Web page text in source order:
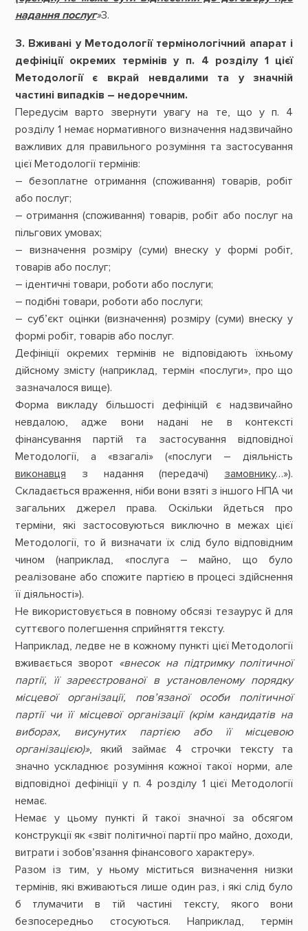
надання послуг»3.
3. Вживані у Методології термінологічний апарат і
дефініції окремих термінів у п. 4 розділу 1 цієї
Методології є вкрай невдалими та у значній
частині випадків – недоречним.
Передусім варто звернути увагу на те, що у п. 4
розділу 1 немає нормативного визначення надзвичайно
важливих для правильного розуміння та застосування
цієї Методології термінів:
– безоплатне отримання (споживання) товарів, робіт
або послуг;
– отримання (споживання) товарів, робіт або послуг на
пільгових умовах;
– визначення розміру (суми) внеску у формі робіт,
товарів або послуг;
– ідентичні товари, роботи або послуги;
– подібні товари, роботи або послуги;
– суб’єкт оцінки (визначення) розміру (суми) внеску у
формі робіт, товарів або послуг.
Дефініції окремих термінів не відповідають їхньому
дійсному змісту (наприклад, термін «послуги», про що
зазначалося вище).
Форма викладу більшості дефініцій є надзвичайно
невдалою, адже вони надані не в контексті
фінансування партій та застосування відповідної
Методології, а «взагалі» («послуги – діяльність
виконавця з надання (передачі) замовнику…»).
Складається враження, ніби вони взяті з іншого НПА чи
загальних джерел права. Оскільки йдеться про
терміни, які застосовуються виключно в межах цієї
Методології, то й визначати їх слід було відповідним
чином (наприклад, «послуга – майно, що було
реалізоване або спожите партією в процесі здійснення
її діяльності»).
Не використовується в повному обсязі тезаурус й для
суттєвого полегшення сприйняття тексту.
Наприклад, ледве не в кожному пункті цієї Методології
вживається зворот «внесок на підтримку політичної
партії, її зареєстрованої в установленому порядку
місцевої організації, пов’язаної особи політичної
партії чи її місцевої організації (крім кандидатів на
виборах, висунутих партією або її місцевою
організацією)», який займає 4 строчки тексту та
значно ускладнює розуміння кожної такої норми, але
відповідної дефініції у п. 4 розділу 1 цієї Методології
немає.
Немає у цьому пункті й такої значної за обсягом
конструкції як «звіт політичної партії про майно, доходи,
витрати і зобов’язання фінансового характеру».
Разом із тим, у ньому міститься визначення низки
термінів, які вживаються лише один раз, і які слід було
б тлумачити в тій частині тексту, якого вони
безпосередньо стосуються. Наприклад, термін